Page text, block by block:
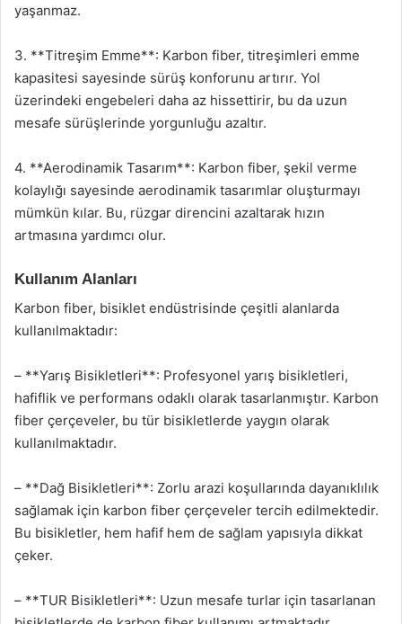
yaşanmaz.
3. **Titreşim Emme**: Karbon fiber, titreşimleri emme
kapasitesi sayesinde sürüş konforunu artırır. Yol
üzerindeki engebeleri daha az hissettirir, bu da uzun
mesafe sürüşlerinde yorgunluğu azaltır.
4. **Aerodinamik Tasarım**: Karbon fiber, şekil verme
kolaylığı sayesinde aerodinamik tasarımlar oluşturmayı
mümkün kılar. Bu, rüzgar direncini azaltarak hızın
artmasına yardımcı olur.
Kullanım Alanları
Karbon fiber, bisiklet endüstrisinde çeşitli alanlarda
kullanılmaktadır:
– **Yarış Bisikletleri**: Profesyonel yarış bisikletleri,
hafiflik ve performans odaklı olarak tasarlanmıştır. Karbon
fiber çerçeveler, bu tür bisikletlerde yaygın olarak
kullanılmaktadır.
– **Dağ Bisikletleri**: Zorlu arazi koşullarında dayanıklılık
sağlamak için karbon fiber çerçeveler tercih edilmektedir.
Bu bisikletler, hem hafif hem de sağlam yapısıyla dikkat
çeker.
– **TUR Bisikletleri**: Uzun mesafe turlar için tasarlanan